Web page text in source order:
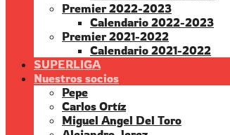
Premier 2022-2023
Calendario 2022-2023
Premier 2021-2022
Calendario 2021-2022
SUPERLIGA
Nuestros socios
Pepe
Carlos Ortíz
Miguel Angel Del Toro